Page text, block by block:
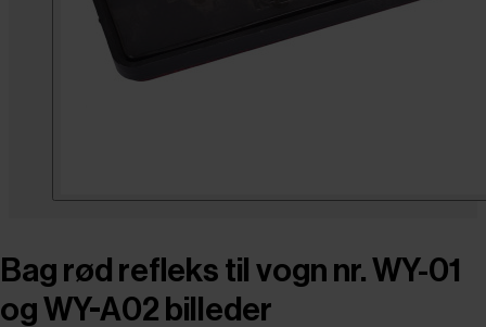
Bag rød refleks til vogn nr. WY-01
og WY-A02 billeder